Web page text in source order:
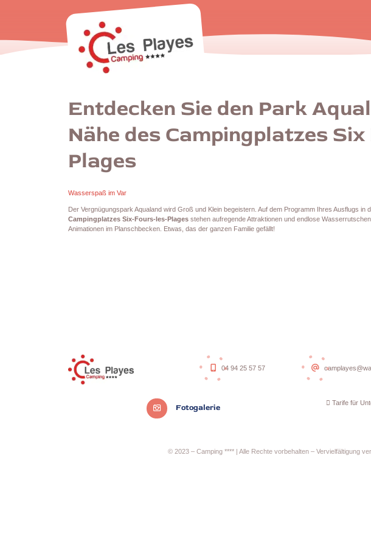
Entdecken Sie den Park
Nähe des Campingplatzes
Plages
Wasserspaß im Var
Der Vergnügungspark Aqualand wird Groß und Klein begeistern. Auf dem Programm Ihres Ausflugs in
Campingplatzes Six-Fours-les-Plages stehen aufregende Attraktionen und endlose
Animationen im Planschbecken. Etwas, das der ganzen Familie gefällt!
04 94 25 57 57
Fotogalerie
Tarife für
© 2023 – Camping **** | Alle Rechte vorbehalten – Vervielfältigung